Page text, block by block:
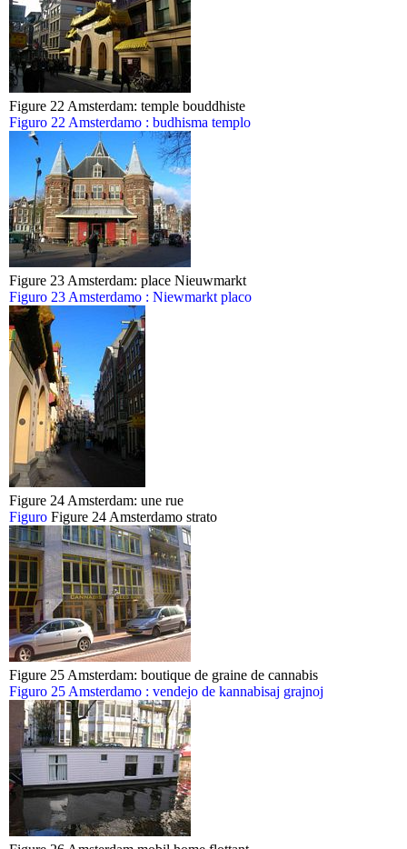
Figure 22 Amsterdam: temple bouddhiste
Figuro 22 Amsterdamo : budhisma templo
Figure 23 Amsterdam: place Nieuwmarkt
Figuro 23 Amsterdamo : Niewmarkt placo
Figure 24 Amsterdam: une rue
Figuro Figure 24 Amsterdamo strato
Figure 25 Amsterdam: boutique de graine de cannabis
Figuro 25 Amsterdamo : vendejo de kannabisaj grajnoj